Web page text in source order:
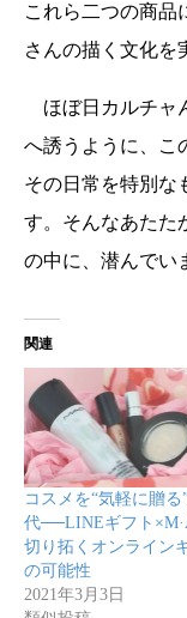
これら二つの商品
さんの描く文化を
ほぼ日カルチャ
へ誘うように、こ
その日常を特別な
す。そんなあたた
の中に、潜んでい
関連
コスメを“気軽に贈る
代──LINEギフト
切り拓くオンライン
の可能性
2021年3月3日